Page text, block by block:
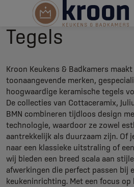
Tegels
Kroon Keukens & Badkamers
toonaangevende merken,
hoogwaardige keramische tegels
De collecties van Cottaceramix,
BMN combineren tijdloos design
technologie, waardoor ze zowel
aantrekkelijk als duurzaam zijn. Of
naar een klassieke uitstraling of
wij bieden een breed scala aan
afwerkingen die perfect passen bij
keukeninrichting. Met een focus op